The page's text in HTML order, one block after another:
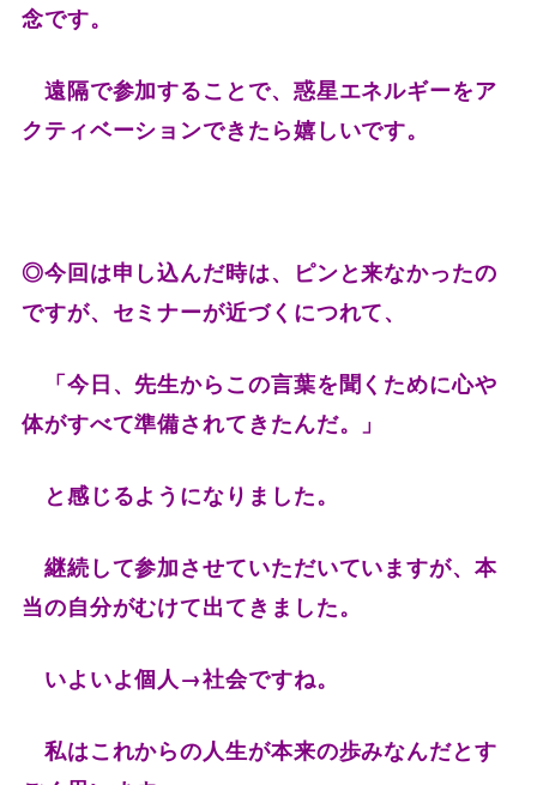
念です。
遠隔で参加することで、惑星エネルギーをア
クティベーションできたら嬉しいです。
◎今回は申し込んだ時は、ピンと来なかったの
ですが、セミナーが近づくにつれて、
「今日、先生からこの言葉を聞くために心や
体がすべて準備されてきたんだ。」
と感じるようになりました。
継続して参加させていただいていますが、本
当の自分がむけて出てきました。
いよいよ個人→社会ですね。
私はこれからの人生が本来の歩みなんだとす